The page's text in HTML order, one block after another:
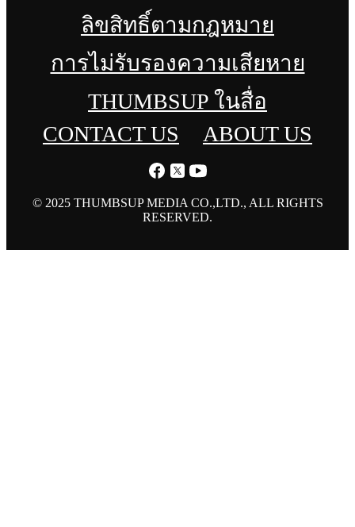
ลิขสิทธิ์ตามกฎหมาย
การไม่รับรองความเสียหาย
THUMBSUP ในสื่อ
CONTACT US
ABOUT US
© 2025 THUMBSUP MEDIA CO.,LTD., ALL RIGHTS
RESERVED.